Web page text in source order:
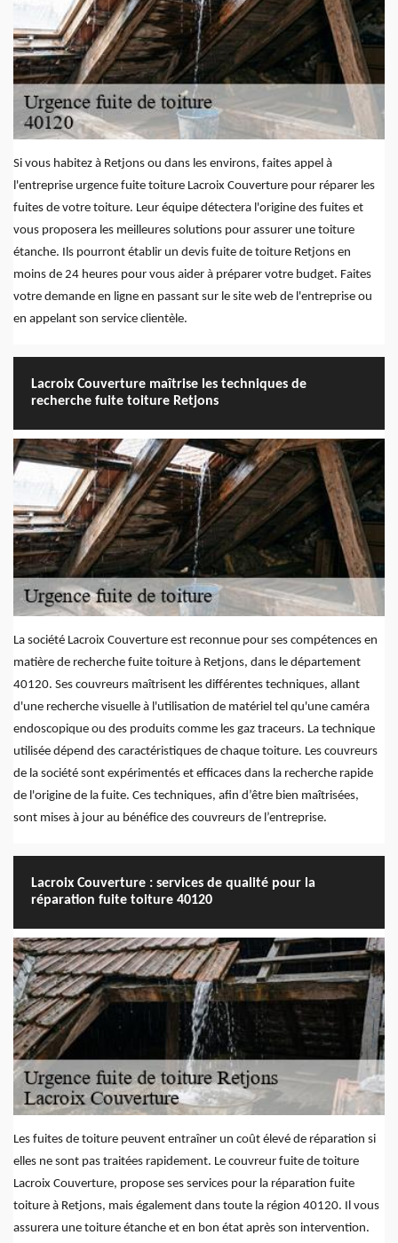
Si vous habitez à Retjons ou dans les environs, faites appel à
l'entreprise urgence fuite toiture Lacroix Couverture pour réparer les
fuites de votre toiture. Leur équipe détectera l'origine des fuites et
vous proposera les meilleures solutions pour assurer une toiture
étanche. Ils pourront établir un devis fuite de toiture Retjons en
moins de 24 heures pour vous aider à préparer votre budget. Faites
votre demande en ligne en passant sur le site web de l'entreprise ou
en appelant son service clientèle.
Lacroix Couverture maîtrise les techniques de
recherche fuite toiture Retjons
La société Lacroix Couverture est reconnue pour ses compétences en
matière de recherche fuite toiture à Retjons, dans le département
40120. Ses couvreurs maîtrisent les différentes techniques, allant
d'une recherche visuelle à l'utilisation de matériel tel qu'une caméra
endoscopique ou des produits comme les gaz traceurs. La technique
utilisée dépend des caractéristiques de chaque toiture. Les couvreurs
de la société sont expérimentés et efficaces dans la recherche rapide
de l'origine de la fuite. Ces techniques, afin d’être bien maîtrisées,
sont mises à jour au bénéfice des couvreurs de l’entreprise.
Lacroix Couverture : services de qualité pour la
réparation fuite toiture 40120
Les fuites de toiture peuvent entraîner un coût élevé de réparation si
elles ne sont pas traitées rapidement. Le couvreur fuite de toiture
Lacroix Couverture, propose ses services pour la réparation fuite
toiture à Retjons, mais également dans toute la région 40120. Il vous
assurera une toiture étanche et en bon état après son intervention.